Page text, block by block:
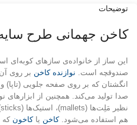
توضیحات
کاخن جهمانی طرح
این ساز از خانواده‌ی سازهای کوبه‌ای
صندوقچه است. نوازنده کاخن بر روی
انگشتان که بر روی صفحه جلویی (تاپا)
صدا تولید می‌کند. همچنین از ابزارهای
نظیر مَلِت‌ها (mallets)، استیک‌ها (sticks) و بِراش‌ها (brushes) در
هم استفاده می‌شود.کاخن یاکاخون که